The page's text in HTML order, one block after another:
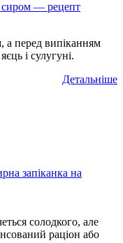
сиром — рецепт
перед випіканням
і сулугуні.
Детальніше
запіканка на
солодкого, але
раціон або